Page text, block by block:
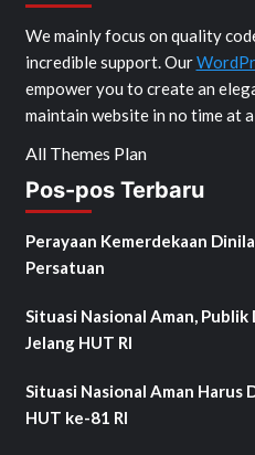
We mainly focus on quality
incredible support. Our
empower you to create an
maintain website in no time at
All Themes Plan
Pos-pos Terbaru
Perayaan Kemerdekaan
Persatuan
Situasi Nasional Aman,
Jelang HUT RI
Situasi Nasional Aman Harus
HUT ke-81 RI